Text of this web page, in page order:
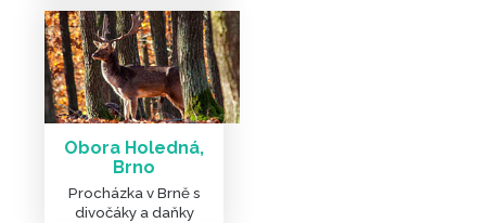
Obora Holedná,
Brno
Procházka v Brně s
divočáky a daňky